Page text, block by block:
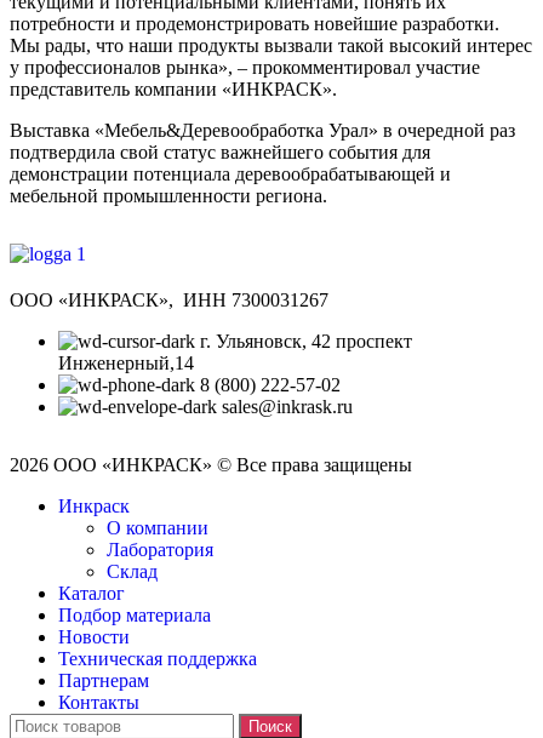
потребности и продемонстрировать новейшие разработки.
Мы рады, что наши продукты вызвали такой высокий интерес
у профессионалов рынка», – прокомментировал участие
представитель компании «ИНКРАСК».
Выставка «Мебель&Деревообработка Урал» в очередной раз
подтвердила свой статус важнейшего события для
демонстрации потенциала деревообрабатывающей и
мебельной промышленности региона.
ООО «ИНКРАСК», ИНН 7300031267
г. Ульяновск, 42 проспект
Инженерный,14
8 (800) 222-57-02
sales@inkrask.ru
2026 ООО «ИНКРАСК» © Все права защищены
Инкраск
О компании
Лаборатория
Склад
Каталог
Подбор материала
Новости
Техническая поддержка
Партнерам
Контакты
Поиск